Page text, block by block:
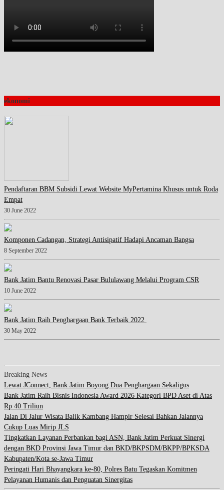
ekonomi
Pendaftaran BBM Subsidi Lewat Website MyPertamina Khusus untuk Roda
Empat
30 June 2022
Komponen Cadangan, Strategi Antisipatif Hadapi Ancaman Bangsa
8 September 2022
Bank Jatim Bantu Renovasi Pasar Bululawang Melalui Program CSR
10 June 2022
Bank Jatim Raih Penghargaan Bank Terbaik 2022
30 May 2022
Breaking News
Lewat JConnect, Bank Jatim Boyong Dua Penghargaan Sekaligus
Bank Jatim Raih Bisnis Indonesia Award 2026 Kategori BPD Aset di Atas
Rp 40 Triliun
Jalan Di Jalur Wisata Balik Kambang Hampir Selesai Bahkan Jalannya
Cukup Luas Mirip JLS
Tingkatkan Layanan Perbankan bagi ASN, Bank Jatim Perkuat Sinergi
dengan BKD Provinsi Jawa Timur dan BKD/BKPSDM/BKPP/BPKSDA
Kabupaten/Kota se-Jawa Timur
Peringati Hari Bhayangkara ke-80, Polres Batu Tegaskan Komitmen
Pelayanan Humanis dan Penguatan Sinergitas